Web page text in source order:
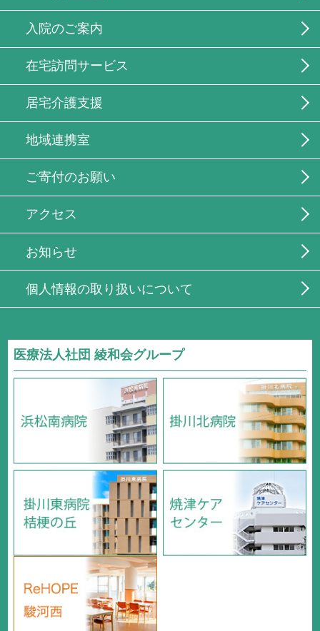
入院のご案内
在宅訪問サービス
居宅介護支援
地域連携室
ご寄付のお願い
アクセス
お知らせ
個人情報の取り扱いについて
医療法人社団 綾和会グループ